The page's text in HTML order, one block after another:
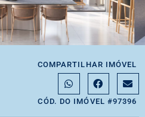
COMPARTILHAR IMÓVEL
CÓD. DO IMÓVEL #97396